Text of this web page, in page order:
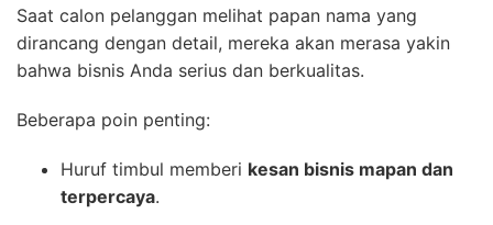
Saat calon pelanggan melihat papan nama yang
dirancang dengan detail, mereka akan merasa yakin
bahwa bisnis Anda serius dan berkualitas.
Beberapa poin penting:
Huruf timbul memberi kesan bisnis mapan dan
terpercaya.